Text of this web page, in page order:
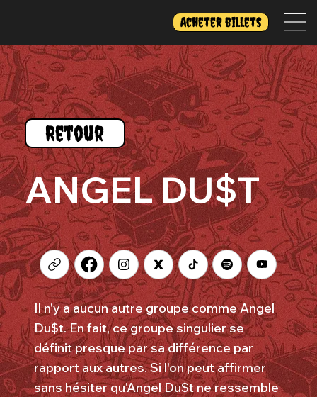
Acheter billets
Retour
ANGEL DU$T
Il n'y a aucun autre groupe comme Angel
Du$t. En fait, ce groupe singulier se
définit presque par sa différence par
rapport aux autres. Si l'on peut affirmer
sans hésiter qu'Angel Du$t ne ressemble